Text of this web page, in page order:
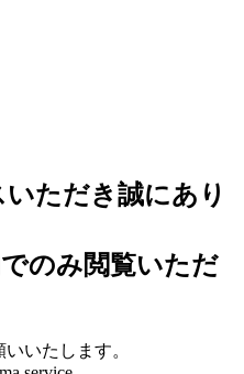
ただき誠にあり
のみ閲覧いただ
いたします。